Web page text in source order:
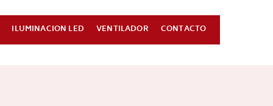
ILUMINACION LED VENTILADOR CONTACTO